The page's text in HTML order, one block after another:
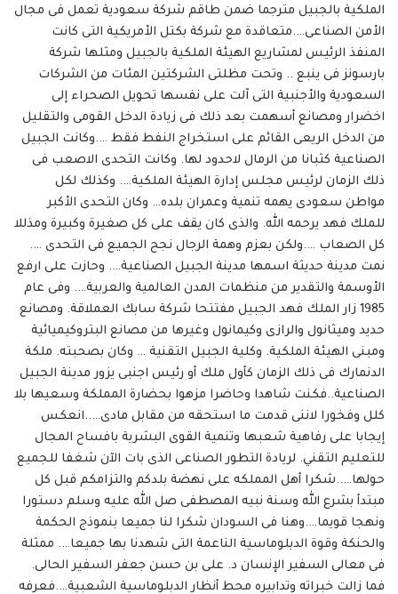
الملكية بالجبيل مترجما ضمن طاقم شركة سعودية تعمل فى مجال
الأمن الصناعى….متعاقدة مع شركة بكتل الأمريكية التى كانت
المنفذ الرئيس لمشاريع الهيئة الملكية بالجبيل ومثلها شركة
بارسونز فى ينبع .. وتحت مظلتى الشركتين المئات من الشركات
السعودية والأجنبية التى آلت على نفسها تحويل الصحراء إلى
اخضرار ومصانع أسهمت بعد ذلك فى زيادة الدخل القومى والتقليل
من الدخل الريعى القائم على استخراج النفط فقط ….وكانت الجبيل
الصناعية كثبانا من الرمال لاحدود لها. وكانت التحدى الاصعب فى
ذلك الزمان لرئيس مجلس إدارة الهيئة الملكية…. وكذلك لكل
مواطن سعودى يهمه تنمية وعمران بلده… وكان التحدى الأكبر
للملك فهد يرحمه الله. والذى كان يقف على كل صغيرة وكبيرة ومذللا
كل الصعاب ….ولكن بعزم وهمة الرجال نجح الجميع فى التحدى ….
نمت مدينة حديثة اسمها مدينة الجبيل الصناعية…. وحازت على ارفع
الأوسمة والتقدير من منظمات المدن العالمية والعربية…. وفى عام
1985 زار الملك فهد الجبيل مفتتحا شركة سابك العملاقة. ومصانع
حديد وميثانول والرازى وكيمانول وغيرها من مصانع البتروكيميائية
ومبنى الهيئة الملكية. وكلية الجبيل التقنية … وكان بصحبته. ملكة
الدنمارك فى ذلك الزمان كأول ملك أو رئيس اجنبى يزور مدينة الجبيل
الصناعية..فكنت شاهدا وحاضرا مزهوا بحضارة المملكة وسعيها بلا
كلل وفخورا لاننى قدمت ما استحقه من مقابل مادى…..انعكس
إيجابا على رفاهية شعبها وتنمية القوى البشرية بافساح المجال
للتعليم التقني. لريادة التطور الصناعى الذى بات الآن شغفا للجميع
حولها…..شكرا أهل المملكه على نهضة بلدكم والتزامكم قبل كل
مبتدأ بشرع الله وسنة نبيه المصطفى صل الله عليه وسلم دستورا
ونهجا قويما….وهنا فى السودان شكرا لنا جميعا بنموذج الحكمة
والحنكة وقوة الدبلوماسية الناعمة التى شهدنا بها جميعا…. ممثلة
فى معالى السفير الإنسان د. على بن حسن جعفر السفير الحالى.
فما زالت خبراته وتدابيره محط أنظار الدبلوماسية الشعبية….فعرفه